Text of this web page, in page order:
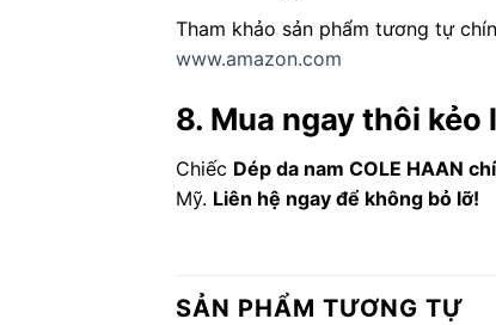
Tham khảo sản phẩm tương tự
www.amazon.com
8. Mua ngay thôi kẻo
Chiếc Dép da nam COLE HAAN
Mỹ. Liên hệ ngay để không bỏ lỡ!
SẢN PHẨM TƯƠNG TỰ